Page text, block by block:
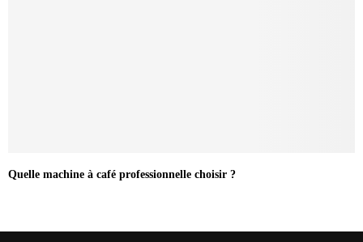
Quelle machine à café professionnelle choisir ?